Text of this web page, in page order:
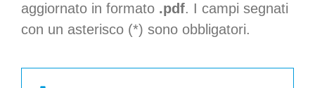
aggiornato in formato .pdf. I campi segnati
con un asterisco (*) sono obbligatori.